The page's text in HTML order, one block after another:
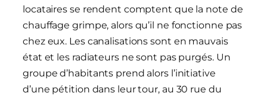
locataires se rendent comptent que la note de
chauffage grimpe, alors qu’il ne fonctionne pas
chez eux. Les canalisations sont en mauvais
état et les radiateurs ne sont pas purgés. Un
groupe d’habitants prend alors l’initiative
d’une pétition dans leur tour, au 30 rue du